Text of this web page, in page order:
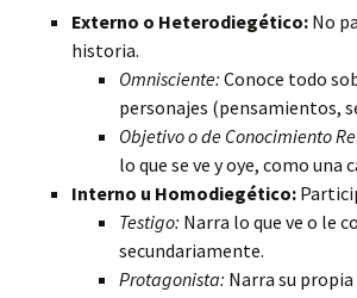
Externo o Heterodiegético: No
historia.
Omnisciente: Conoce todo
personajes (pensamientos,
Objetivo o de Conocimiento
lo que se ve y oye, como una
Interno u Homodiegético:
Testigo: Narra lo que ve o le
secundariamente.
Protagonista: Narra su